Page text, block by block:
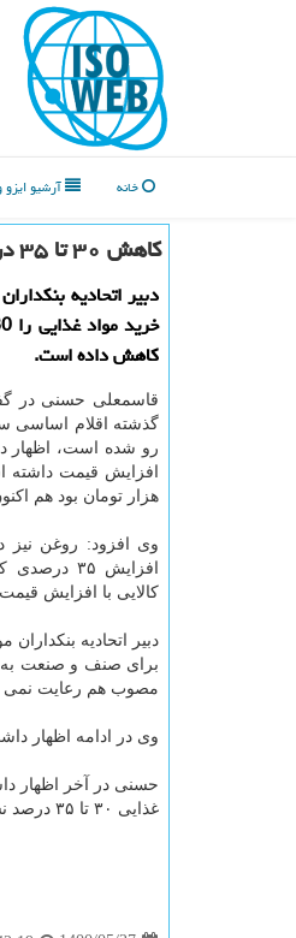
خانه آرشیو
کاهش ۳۰ تا ۳۵ درصدی تقاضای خرید مواد غذایی از شروع سال
دبیر اتحادیه
کاهش داده است.
قاسمعلی حسنی در
گذشته اقلام اساسی
هزار تومان بود هم اکنون به کیلویی ۴۳
افزایش
کالایی با افزایش
برای صنف و صنعت به ۱۱ هزار و ۵۰۰ تومان و برای مصرف کننده از ۸۷۰۰ تومان به ۱۵ هزار تومان رسیده است. بااینکه در
مصوب هم رعایت نمی گردد و بطور معمول
وی در ادامه اظهار داشت:
حسنی در آخر اظهار
غذایی ۳۰ تا ۳۵ درصد نسبت به زمان مشابه سال قبل کم شود.